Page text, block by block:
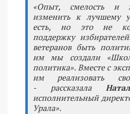
«Опыт, смелость и
изменить к лучшему
есть, но это не
поддержку
ветеранов быть
им мы создали
политика». Вместе с
им реализовать
- рассказала
исполнительный
Урала».